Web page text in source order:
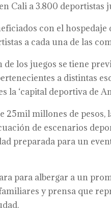
Cali a 3.800 deportistas
con el hospedaje
a cada una de las
los juegos se tiene
a distintas
la ‘capital deportiva de
25mil millones de
de escenarios
preparada para un
para albergar a un
y prensa que